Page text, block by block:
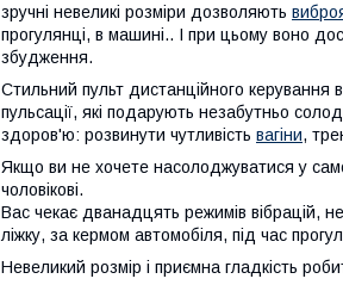
зручні невеликі розміри дозволяють
прогулянці, в машині.. І при цьому воно
збудження.
Стильний пульт дистанційного
пульсації, які подарують незабутньо
здоров'ю: розвинути чутливість вагіни,
Якщо ви не хочете насолоджуватися у
чоловікові.
Вас чекає дванадцять режимів вібрацій,
ліжку, за кермом автомобіля, під час
Невеликий розмір і приємна гладкість